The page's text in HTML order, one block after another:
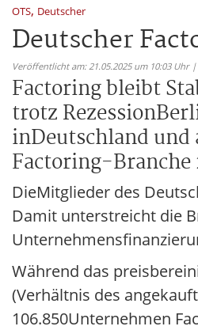
OTS, Deutscher
Deutscher
Veröffentlicht am: 21.05.2025 um 10:03 Uhr
Factoring bleibt
trotz
inDeutschland
Factoring-Branche
DieMitglieder des
Damit unterstreicht die
Während das
(Verhältnis des
106.850Unternehmen